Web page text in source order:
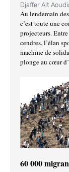
Djaffer Ait
Au lendemain
c’est toute une
projecteurs.
cendres, l’élan
machine de
plonge au cœur
60 000